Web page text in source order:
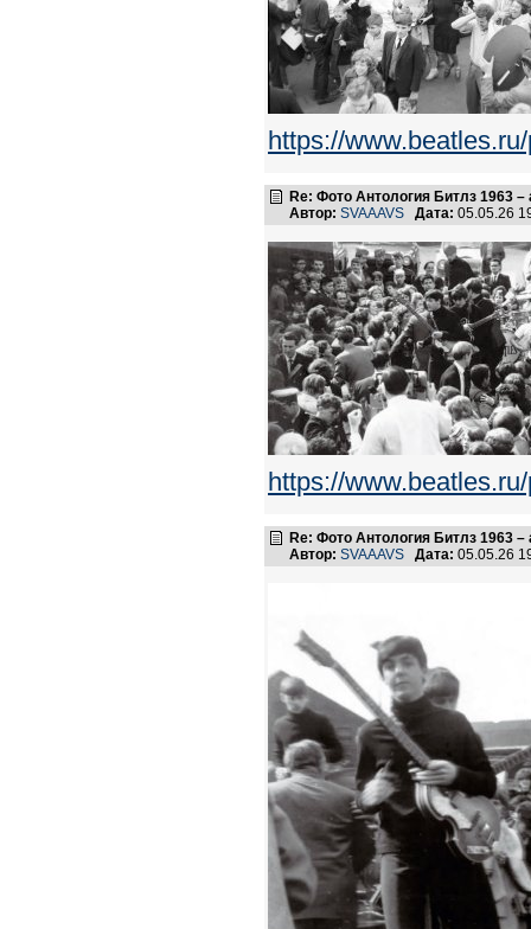
https://
Re: Фото Антология Битлз 1963 –
Автор: SVAAAVS Дата: 05.05.26
https://
Re: Фото Антология Битлз 1963 –
Автор: SVAAAVS Дата: 05.05.26